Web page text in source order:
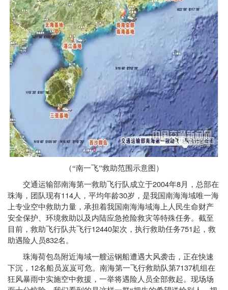
（“南一飞”救助范围示意图）
交通运输部南海第一救助飞行队成立于2004年8月，总部在
珠海，团队现有114人，平均年龄30岁，是我国南海海域唯一海
上专业空中救助力量，承担着我国南海海域海上人民生命财产
安全保护、环境救助以及内陆应急抢险救灾等特殊任务。截至
目前，救助飞行队共飞行12440架次，执行救助任务751 起，救
助遇险人员832名。
珠海荷包岛附近海域一艘运钢船遭遇大风袭击，正在快速
下沉， 12名船员岌岌可危。南海第一飞行救助队第7137机组在
狂风暴雨中实施空中救援，一举将遇险人员全部救起。现场场